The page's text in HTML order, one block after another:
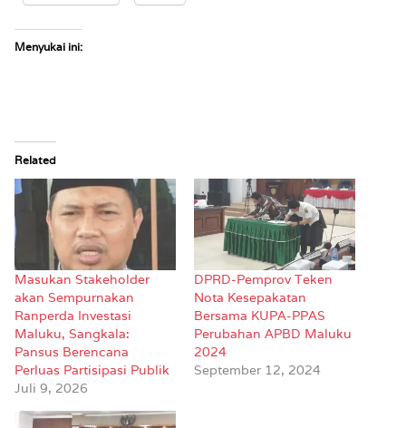
Menyukai ini:
Related
Masukan Stakeholder
akan Sempurnakan
Ranperda Investasi
Maluku, Sangkala:
Pansus Berencana
Perluas Partisipasi Publik
Juli 9, 2026
DPRD-Pemprov Teken
Nota Kesepakatan
Bersama KUPA-PPAS
Perubahan APBD Maluku
2024
September 12, 2024